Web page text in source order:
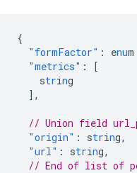
{
"formFactor" : enum
"metrics" :
[
string
],
// Union field
"origin" : string,
"url" : string,
// End of list of